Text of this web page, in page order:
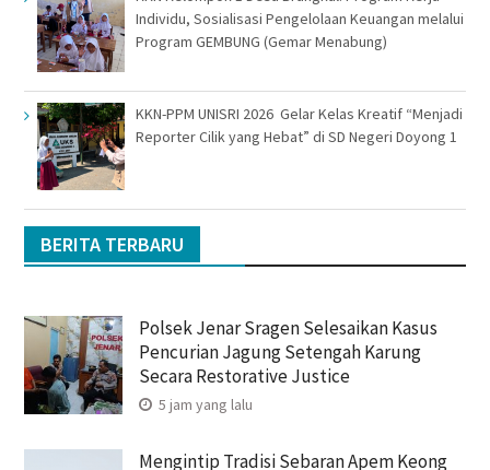
Individu, Sosialisasi Pengelolaan Keuangan melalui
Program GEMBUNG (Gemar Menabung)
KKN-PPM UNISRI 2026 Gelar Kelas Kreatif “Menjadi
Reporter Cilik yang Hebat” di SD Negeri Doyong 1
BERITA TERBARU
Polsek Jenar Sragen Selesaikan Kasus
Pencurian Jagung Setengah Karung
Secara Restorative Justice
5 jam yang lalu
Mengintip Tradisi Sebaran Apem Keong